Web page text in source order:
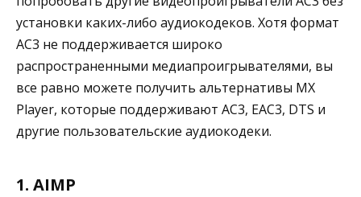
установки каких-либо аудиокодеков. Хотя формат
AC3 не поддерживается широко
распространенными медиапроигрывателями, вы
все равно можете получить альтернативы MX
Player, которые поддерживают AC3, EAC3, DTS и
другие пользовательские аудиокодеки.
1. AIMP